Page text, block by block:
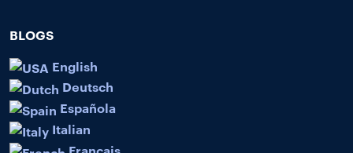
BLOGS
English
Deutsch
Española
Italian